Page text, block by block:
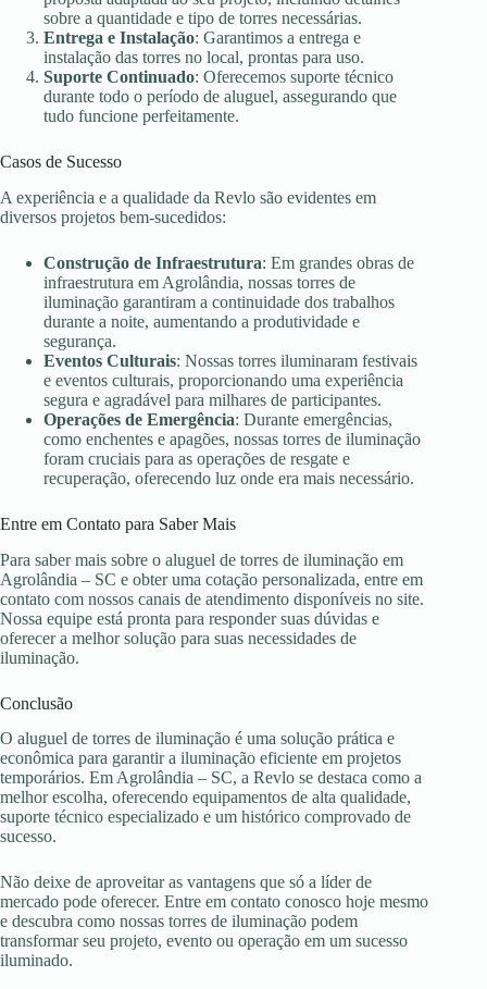
sobre a quantidade e tipo de torres necessárias.
Entrega e Instalação: Garantimos a entrega e
instalação das torres no local, prontas para uso.
Suporte Continuado: Oferecemos suporte técnico
durante todo o período de aluguel, assegurando que
tudo funcione perfeitamente.
Casos de Sucesso
A experiência e a qualidade da Revlo são evidentes em
diversos projetos bem-sucedidos:
Construção de Infraestrutura: Em grandes obras de
infraestrutura em Agrolândia, nossas torres de
iluminação garantiram a continuidade dos trabalhos
durante a noite, aumentando a produtividade e
segurança.
Eventos Culturais: Nossas torres iluminaram festivais
e eventos culturais, proporcionando uma experiência
segura e agradável para milhares de participantes.
Operações de Emergência: Durante emergências,
como enchentes e apagões, nossas torres de iluminação
foram cruciais para as operações de resgate e
recuperação, oferecendo luz onde era mais necessário.
Entre em Contato para Saber Mais
Para saber mais sobre o aluguel de torres de iluminação em
Agrolândia – SC e obter uma cotação personalizada, entre em
contato com nossos canais de atendimento disponíveis no site.
Nossa equipe está pronta para responder suas dúvidas e
oferecer a melhor solução para suas necessidades de
iluminação.
Conclusão
O aluguel de torres de iluminação é uma solução prática e
econômica para garantir a iluminação eficiente em projetos
temporários. Em Agrolândia – SC, a Revlo se destaca como a
melhor escolha, oferecendo equipamentos de alta qualidade,
suporte técnico especializado e um histórico comprovado de
sucesso.
Não deixe de aproveitar as vantagens que só a líder de
mercado pode oferecer. Entre em contato conosco hoje mesmo
e descubra como nossas torres de iluminação podem
transformar seu projeto, evento ou operação em um sucesso
iluminado.